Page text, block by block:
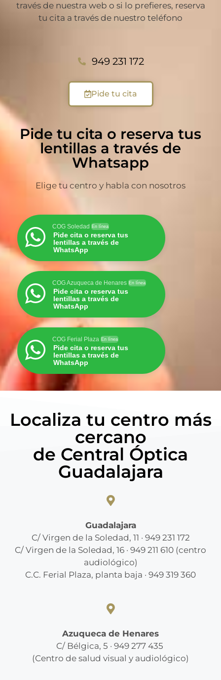
través de nuestra web o si lo prefieres, reserva
tu cita a través de nuestro teléfono
949 231 172
Pide tu cita
Pide tu cita o reserva tus
lentillas a través de
Whatsapp
Elige tu centro y habla con nosotros
COG Soledad En línea
Pide cita o reserva tus
lentillas a través de
WhatsApp
COG Azuqueca de Henares En línea
Pide cita o reserva tus
lentillas a través de
WhatsApp
COG Ferial Plaza En línea
Pide cita o reserva tus
lentillas a través de
WhatsApp
Localiza tu centro más
cercano
de Central Óptica
Guadalajara
Guadalajara
C/ Virgen de la Soledad, 11 · 949 231 172
C/ Virgen de la Soledad, 16 · 949 211 610 (centro
audiológico)
C.C. Ferial Plaza, planta baja · 949 319 360
Azuqueca de Henares
C/ Bélgica, 5 · 949 277 435
(Centro de salud visual y audiológico)